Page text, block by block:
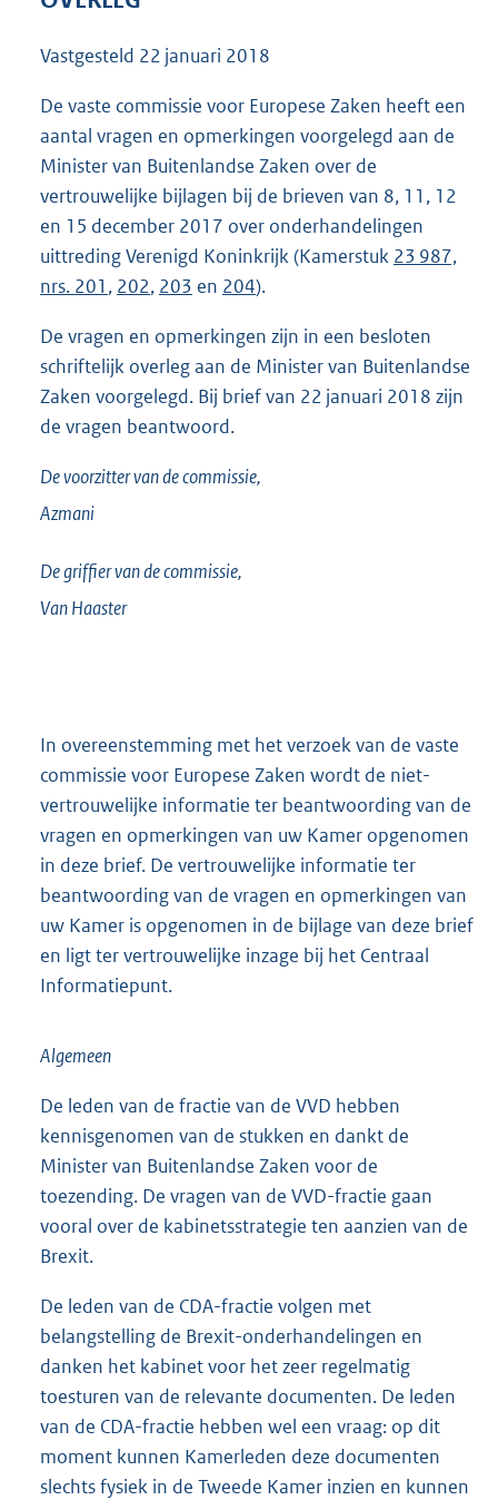
Vastgesteld 22 januari 2018
De vaste commissie voor Europese Zaken heeft een
aantal vragen en opmerkingen voorgelegd aan de
Minister van Buitenlandse Zaken over de
vertrouwelijke bijlagen bij de brieven van 8, 11, 12
en 15 december 2017 over onderhandelingen
uittreding Verenigd Koninkrijk (Kamerstuk 23 987,
nrs. 201 , 202, 203 en 204).
De vragen en opmerkingen zijn in een besloten
schriftelijk overleg aan de Minister van Buitenlandse
Zaken voorgelegd. Bij brief van 22 januari 2018 zijn
de vragen beantwoord.
De voorzitter van de commissie,
Azmani
De griffier van de commissie,
Van Haaster
In overeenstemming met het verzoek van de vaste
commissie voor Europese Zaken wordt de niet-
vertrouwelijke informatie ter beantwoording van de
vragen en opmerkingen van uw Kamer opgenomen
in deze brief. De vertrouwelijke informatie ter
beantwoording van de vragen en opmerkingen van
uw Kamer is opgenomen in de bijlage van deze brief
en ligt ter vertrouwelijke inzage bij het Centraal
Informatiepunt.
Algemeen
De leden van de fractie van de VVD hebben
kennisgenomen van de stukken en dankt de
Minister van Buitenlandse Zaken voor de
toezending. De vragen van de VVD-fractie gaan
vooral over de kabinetsstrategie ten aanzien van de
Brexit.
De leden van de CDA-fractie volgen met
belangstelling de Brexit-onderhandelingen en
danken het kabinet voor het zeer regelmatig
toesturen van de relevante documenten. De leden
van de CDA-fractie hebben wel een vraag: op dit
moment kunnen Kamerleden deze documenten
slechts fysiek in de Tweede Kamer inzien en kunnen